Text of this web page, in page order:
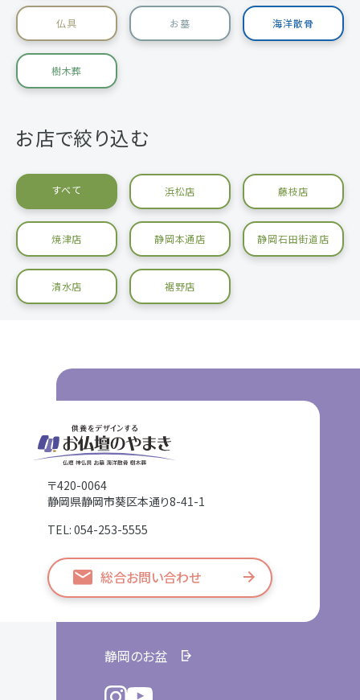
仏具 お墓 海洋散骨
樹木葬
お店で絞り込む
すべて 浜松店 藤枝店
焼津店 静岡本通店 静岡石田街道店
清水店 裾野店
〒420-0064
静岡県静岡市葵区本通り8-41-1
TEL: 054-253-5555
総合お問い合わせ
静岡のお盆